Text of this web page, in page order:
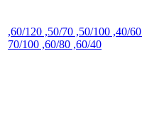
40/60
,
50/100
,
50/70
,
60/120
,
60/40
,
60/80
,
70/100